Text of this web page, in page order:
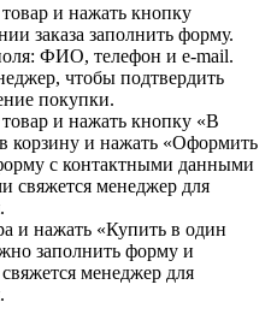
и нажать кнопку
заказа заполнить форму.
ФИО, телефон и e-mail.
чтобы подтвердить
покупки.
и нажать кнопку «В
корзину и нажать «Оформить
с контактными данными
свяжется менеджер для
и нажать «Купить в один
заполнить форму и
менеджер для